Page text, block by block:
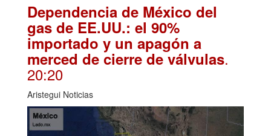
Dependencia de México del
gas de EE.UU.: el 90%
importado y un apagón a
merced de cierre de válvulas.
20:20
Aristegui Noticias